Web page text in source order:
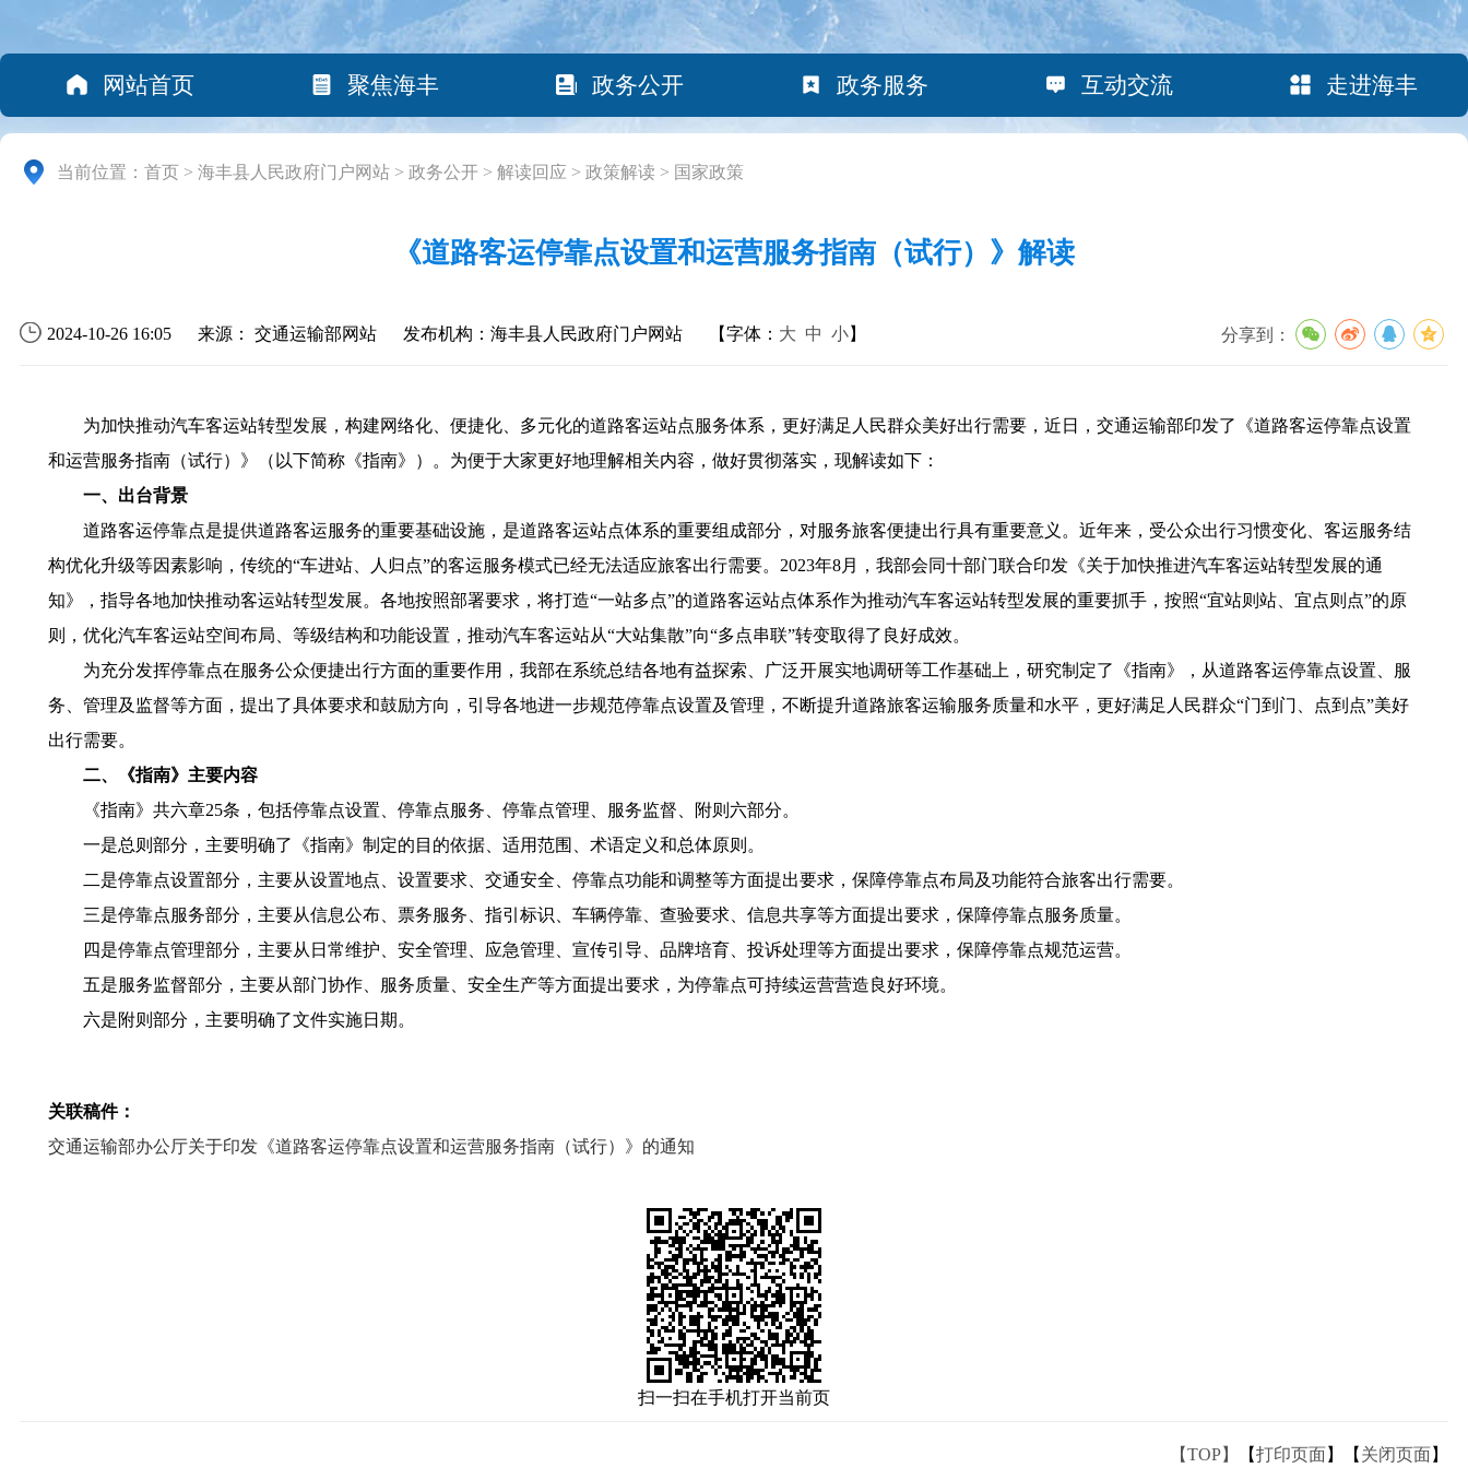
网站首页 聚焦海丰 政务公开 政务服务 互动交流 走进海丰
当前位置： 首页 > 海丰县人民政府门户网站 > 政务公开 > 解读回应 > 政策解读 > 国家政策
《道路客运停靠点设置和运营服务指南（试行）》解读
2024-10-26 16:05 来源： 交通运输部网站 发布机构：海丰县人民政府门户网站 【字体： 大 中 小】 分享到：
为加快推动汽车客运站转型发展，构建网络化、便捷化、多元化的道路客运站点服务体系，更好满足人民群众美好出行需要，近日，交通运输部印发了《道路客运停靠点设置
和运营服务指南（试行）》（以下简称《指南》）。为便于大家更好地理解相关内容，做好贯彻落实，现解读如下：
一、出台背景
道路客运停靠点是提供道路客运服务的重要基础设施，是道路客运站点体系的重要组成部分，对服务旅客便捷出行具有重要意义。近年来，受公众出行习惯变化、客运服务结
构优化升级等因素影响，传统的“车进站、人归点”的客运服务模式已经无法适应旅客出行需要。2023年8月，我部会同十部门联合印发《关于加快推进汽车客运站转型发展的通
知》，指导各地加快推动客运站转型发展。各地按照部署要求，将打造“一站多点”的道路客运站点体系作为推动汽车客运站转型发展的重要抓手，按照“宜站则站、宜点则点”的原
则，优化汽车客运站空间布局、等级结构和功能设置，推动汽车客运站从“大站集散”向“多点串联”转变取得了良好成效。
为充分发挥停靠点在服务公众便捷出行方面的重要作用，我部在系统总结各地有益探索、广泛开展实地调研等工作基础上，研究制定了《指南》，从道路客运停靠点设置、服
务、管理及监督等方面，提出了具体要求和鼓励方向，引导各地进一步规范停靠点设置及管理，不断提升道路旅客运输服务质量和水平，更好满足人民群众“门到门、点到点”美好
出行需要。
二、《指南》主要内容
《指南》共六章25条，包括停靠点设置、停靠点服务、停靠点管理、服务监督、附则六部分。
一是总则部分，主要明确了《指南》制定的目的依据、适用范围、术语定义和总体原则。
二是停靠点设置部分，主要从设置地点、设置要求、交通安全、停靠点功能和调整等方面提出要求，保障停靠点布局及功能符合旅客出行需要。
三是停靠点服务部分，主要从信息公布、票务服务、指引标识、车辆停靠、查验要求、信息共享等方面提出要求，保障停靠点服务质量。
四是停靠点管理部分，主要从日常维护、安全管理、应急管理、宣传引导、品牌培育、投诉处理等方面提出要求，保障停靠点规范运营。
五是服务监督部分，主要从部门协作、服务质量、安全生产等方面提出要求，为停靠点可持续运营营造良好环境。
六是附则部分，主要明确了文件实施日期。
关联稿件：
交通运输部办公厅关于印发《道路客运停靠点设置和运营服务指南（试行）》的通知
扫一扫在手机打开当前页
【TOP】 【打印页面】【 关闭页面】